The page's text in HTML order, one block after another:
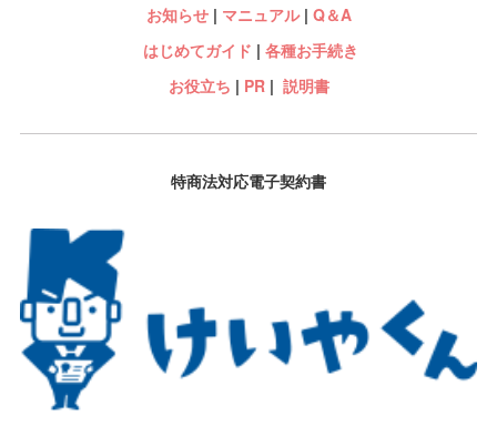
お知らせ| マニュアル| Q＆A
はじめてガイド | 各種お手続き
お役立ち | PR| 説明書
特商法対応電子契約書